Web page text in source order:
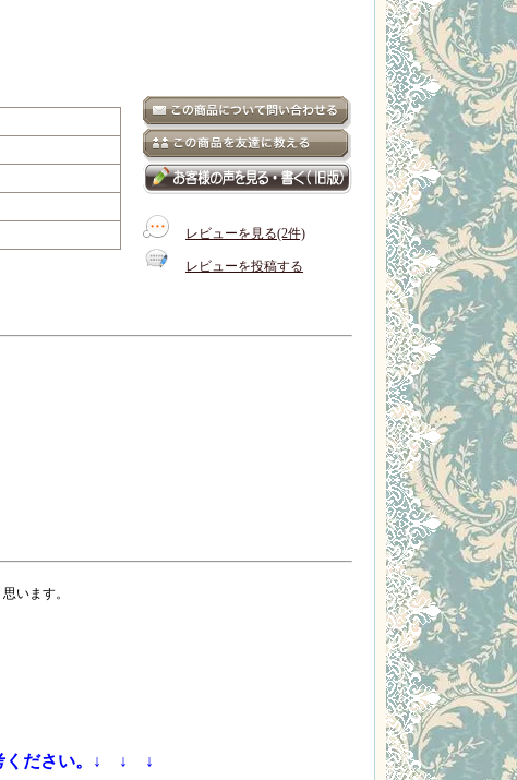
レビューを見る(2件)
レビューを投稿する
います。
ください。↓ ↓ ↓